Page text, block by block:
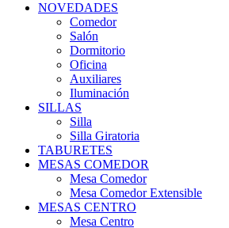
NOVEDADES
Comedor
Salón
Dormitorio
Oficina
Auxiliares
Iluminación
SILLAS
Silla
Silla Giratoria
TABURETES
MESAS COMEDOR
Mesa Comedor
Mesa Comedor Extensible
MESAS CENTRO
Mesa Centro